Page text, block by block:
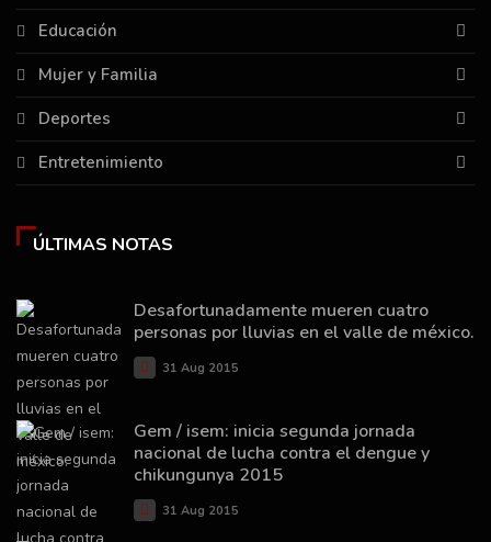
Educación
Mujer y Familia
Deportes
Entretenimiento
ÚLTIMAS NOTAS
Desafortunadamente mueren cuatro
personas por lluvias en el valle de méxico.
31 Aug 2015
Gem / isem: inicia segunda jornada
nacional de lucha contra el dengue y
chikungunya 2015
31 Aug 2015